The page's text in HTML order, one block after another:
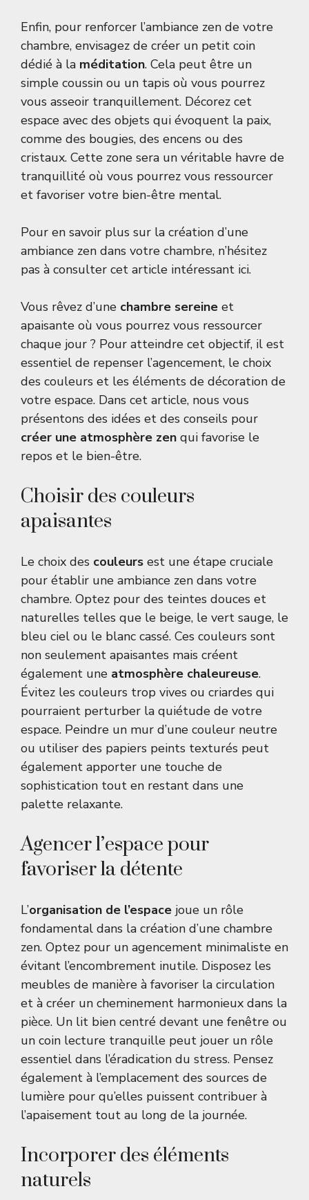
Enfin, pour renforcer l’ambiance zen de votre
chambre, envisagez de créer un petit coin
dédié à la méditation. Cela peut être un
simple coussin ou un tapis où vous pourrez
vous asseoir tranquillement. Décorez cet
espace avec des objets qui évoquent la paix,
comme des bougies, des encens ou des
cristaux. Cette zone sera un véritable havre de
tranquillité où vous pourrez vous ressourcer
et favoriser votre bien-être mental.
Pour en savoir plus sur la création d’une
ambiance zen dans votre chambre, n’hésitez
pas à consulter cet article intéressant ici.
Vous rêvez d’une chambre sereine et
apaisante où vous pourrez vous ressourcer
chaque jour ? Pour atteindre cet objectif, il est
essentiel de repenser l’agencement, le choix
des couleurs et les éléments de décoration de
votre espace. Dans cet article, nous vous
présentons des idées et des conseils pour
créer une atmosphère zen qui favorise le
repos et le bien-être.
Choisir des couleurs
apaisantes
Le choix des couleurs est une étape cruciale
pour établir une ambiance zen dans votre
chambre. Optez pour des teintes douces et
naturelles telles que le beige, le vert sauge, le
bleu ciel ou le blanc cassé. Ces couleurs sont
non seulement apaisantes mais créent
également une atmosphère chaleureuse.
Évitez les couleurs trop vives ou criardes qui
pourraient perturber la quiétude de votre
espace. Peindre un mur d’une couleur neutre
ou utiliser des papiers peints texturés peut
également apporter une touche de
sophistication tout en restant dans une
palette relaxante.
Agencer l’espace pour
favoriser la détente
L’organisation de l’espace joue un rôle
fondamental dans la création d’une chambre
zen. Optez pour un agencement minimaliste en
évitant l’encombrement inutile. Disposez les
meubles de manière à favoriser la circulation
et à créer un cheminement harmonieux dans la
pièce. Un lit bien centré devant une fenêtre ou
un coin lecture tranquille peut jouer un rôle
essentiel dans l’éradication du stress. Pensez
également à l’emplacement des sources de
lumière pour qu’elles puissent contribuer à
l’apaisement tout au long de la journée.
Incorporer des éléments
naturels